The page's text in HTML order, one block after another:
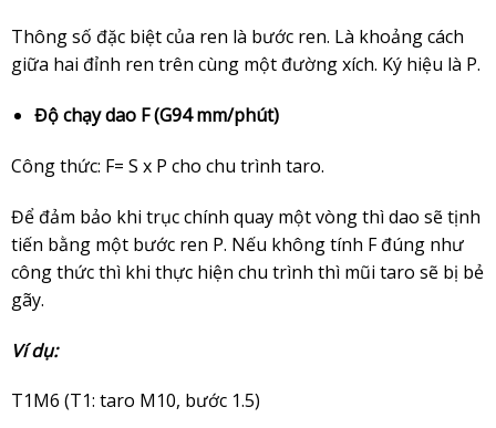
Thông số đặc biệt của ren là bước ren. Là khoảng cách
giữa hai đỉnh ren trên cùng một đường xích. Ký hiệu là P.
Độ chạy dao F (G94 mm/phút)
Công thức: F= S x P cho chu trình taro.
Để đảm bảo khi trục chính quay một vòng thì dao sẽ tịnh
tiến bằng một bước ren P. Nếu không tính F đúng như
công thức thì khi thực hiện chu trình thì mũi taro sẽ bị bẻ
gãy.
Ví dụ:
T1M6 (T1: taro M10, bước 1.5)